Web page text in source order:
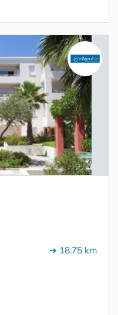
➔ 18.75 km